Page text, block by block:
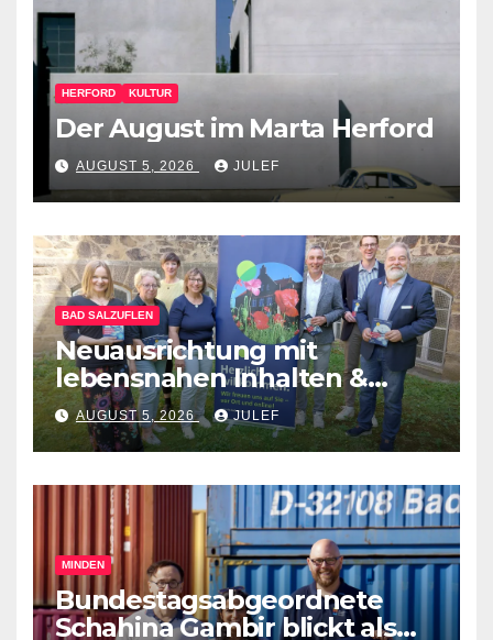
HERFORD KULTUR
Der August im Marta Herford
AUGUST 5, 2026 JULEF
BAD SALZUFLEN
Neuausrichtung mit
lebensnahen Inhalten &
diversen Mitmachformaten –
vhs Bad Salzuflen stellt
neues Herbst-&
Winterprogramm vor
AUGUST 5, 2026 JULEF
MINDEN
Bundestagsabgeordnete
Schahina Gambir blickt als